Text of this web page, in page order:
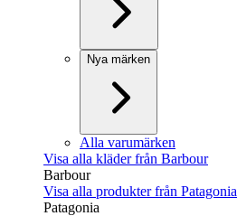
Nya märken
Alla varumärken
Visa alla kläder från Barbour
Barbour
Visa alla produkter från Patagonia
Patagonia